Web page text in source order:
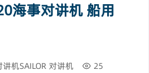
海事对讲机 船用
讲机SAILOR 对讲机 25